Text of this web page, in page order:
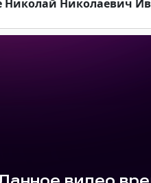
Николай Николаевич